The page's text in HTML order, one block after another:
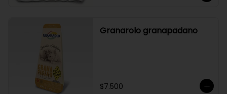
Granarolo granapadano
$7.500